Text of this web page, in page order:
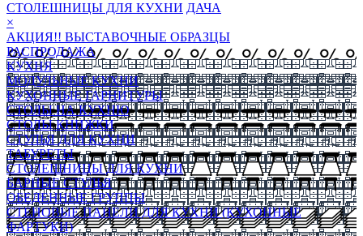
СТОЛЕШНИЦЫ ДЛЯ КУХНИ ДАЧА
×
АКЦИЯ!! ВЫСТАВОЧНЫЕ ОБРАЗЦЫ
РАСПРОДАЖА
КУХНЯ
МОДУЛЬНЫЕ КУХНИ
КУХОННЫЕ ГАРНИТУРЫ
СТОЛЫ НА КУХНЮ
СТОЛЫ КНИЖКИ
СТУЛЬЯ ДЛЯ КУХНИ
ТАБУРЕТЫ
СТОЛЕШНИЦЫ ДЛЯ КУХНИ
БАРНЫЕ СТУЛЬЯ
ОБЕДЕННЫЕ ГРУППЫ
СТЕНОВЫЕ ПАНЕЛИ ДЛЯ КУХНИ (КУХОННЫЕ
ФАРТУКИ)